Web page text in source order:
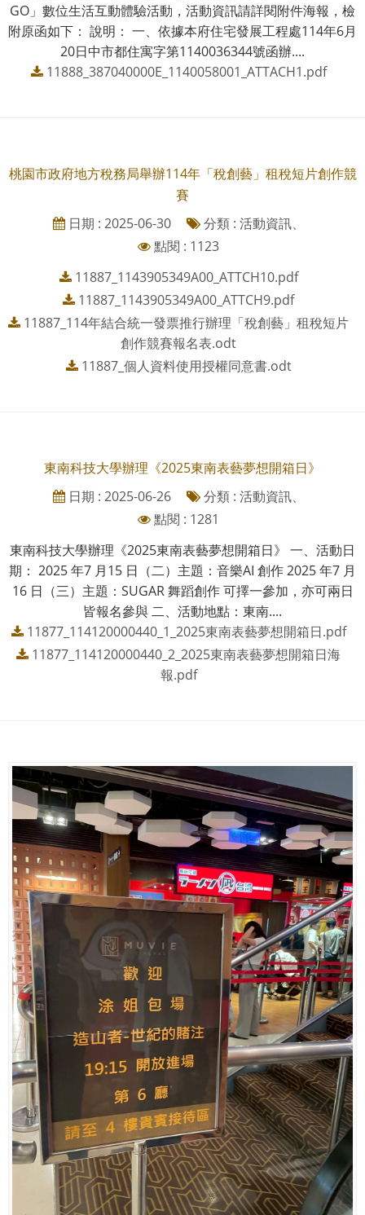
GO」數位生活互動體驗活動，活動資訊請詳閱附件海報，檢
附原函如下： 說明： 一、依據本府住宅發展工程處114年6月
20日中市都住寓字第1140036344號函辦....
11888_387040000E_1140058001_ATTACH1.pdf
桃園市政府地方稅務局舉辦114年「稅創藝」租稅短片創作競
賽
日期 : 2025-06-30
分類 : 活動資訊、
點閱 : 1123
11887_1143905349A00_ATTCH10.pdf
11887_1143905349A00_ATTCH9.pdf
11887_114年結合統一發票推行辦理「稅創藝」租稅短片
創作競賽報名表.odt
11887_個人資料使用授權同意書.odt
東南科技大學辦理《2025東南表藝夢想開箱日》
日期 : 2025-06-26
分類 : 活動資訊、
點閱 : 1281
東南科技大學辦理《2025東南表藝夢想開箱日》 一、活動日
期： 2025 年7 月15 日（二）主題：音樂AI 創作 2025 年7 月
16 日（三）主題：SUGAR 舞蹈創作 可擇一參加，亦可兩日
皆報名參與 二、活動地點：東南....
11877_114120000440_1_2025東南表藝夢想開箱日.pdf
11877_114120000440_2_2025東南表藝夢想開箱日海
報.pdf